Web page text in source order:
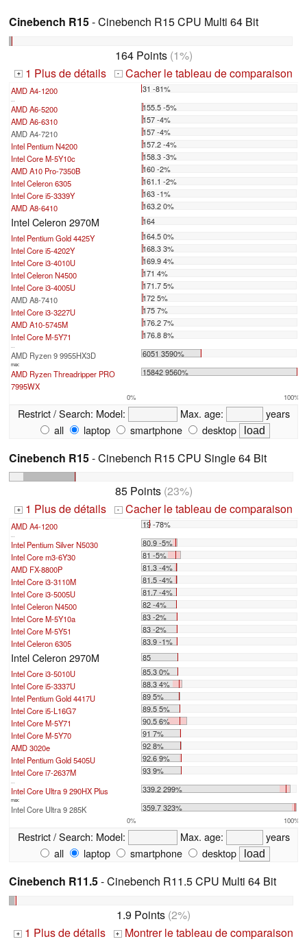
Cinebench R15- Cinebench R15 CPU Multi 64 Bit
164 Points(1%)
+ 1 Plus de détails - Cacher le tableau de comparaison
AMD A4-1200 31 -81%
AMD A6-5200
155.5 -5%
AMD A6-6310
157 -4%
AMD A4-7210
157 -4%
Intel Pentium N4200
157.2 -4%
Intel Core M-5Y10c
158.3 -3%
AMD A10 Pro-7350B
160 -2%
Intel Celeron 6305
161.1 -2%
Intel Core i5-3339Y
163 -1%
AMD A8-6410
163.2 0%
Intel Celeron 2970M
164
Intel Pentium Gold 4425Y
164.5 0%
Intel Core i5-4202Y
168.3 3%
Intel Core i3-4010U
169.9 4%
Intel Celeron N4500
171 4%
Intel Core i3-4005U
171.7 5%
AMD A8-7410
172 5%
Intel Core i3-3227U
175 7%
AMD A10-5745M
176.2 7%
Intel Core M-5Y71
176.8 8%
AMD Ryzen 9 9955HX3D 6051 3590%
max:
AMD Ryzen Threadripper PRO
7995WX
15842 9560%
0% 100%
Restrict / Search: Model: Max. age:
years
all
laptop smartphone desktop
Cinebench R15- Cinebench R15 CPU Single 64 Bit
85 Points(23%)
+ 1 Plus de détails - Cacher le tableau de comparaison
AMD A4-1200 19 -78%
...
Intel Pentium Silver N5030
80.9 -5%
Intel Core m3-6Y30
81 -5%
AMD FX-8800P
81.3 -4%
Intel Core i3-3110M
81.5 -4%
Intel Core i3-5005U
81.7 -4%
Intel Celeron N4500
82 -4%
Intel Core M-5Y10a
83 -2%
Intel Core M-5Y51
83 -2%
Intel Celeron 6305
83.9 -1%
Intel Celeron 2970M
85
Intel Core i3-5010U
85.3 0%
Intel Core i5-3337U
88.3 4%
Intel Pentium Gold 4417U
89 5%
Intel Core i5-L16G7
89.5 5%
Intel Core M-5Y71
90.5 6%
Intel Core M-5Y70
91 7%
AMD 3020e
92 8%
Intel Pentium Gold 5405U
92.6 9%
Intel Core i7-2637M
93 9%
...
Intel Core Ultra 9 290HX Plus 339.2 299%
max:
Intel Core Ultra 9 285K 359.7 323%
0% 100%
Restrict / Search: Model: Max. age:
years
all
laptop smartphone desktop
Cinebench R11.5- Cinebench R11.5 CPU Multi 64 Bit
1.9 Points (2%)
+ 1 Plus de détails + Montrer le tableau de comparaison